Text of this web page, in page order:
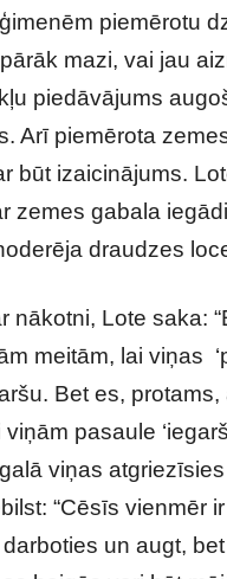
piemērotu
mazi, vai jau
piedāvājums
Arī piemērota
būt izaicinājums.
zemes gabala
draudzes
nākotni, Lote saka:
meitām, lai viņas
Bet es, protams,
pasaule
viņas atgriezīsies
“Cēsīs vienmēr
un augt,